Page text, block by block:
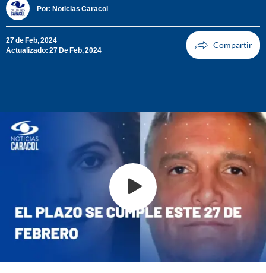
Por: Noticias Caracol
27 de Feb, 2024
Actualizado: 27 De Feb, 2024